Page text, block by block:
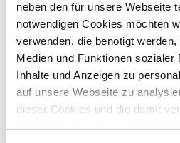
neben den für unsere Webseite
notwendigen Cookies möchten
verwenden, die benötigt
Medien und Funktionen sozialer
Inhalte und Anzeigen zu
auf unsere Webseite zu
dieser Cookies und die damit